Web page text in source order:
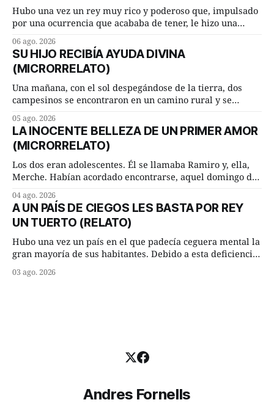
Hubo una vez un rey muy rico y poderoso que, impulsado
por una ocurrencia que acababa de tener, le hizo una
Dime, hombre sabio, ¿qué es el amor según tú? Su
consejero, que era muy prudente y astuto le respondió de
inmediato:
06 ago. 2026
SU HIJO RECIBÍA AYUDA DIVINA
(MICRORRELATO)
Una mañana, con el sol despegándose de la tierra, dos
campesinos se encontraron en un camino rural y se
remolachas, Manuel? —quiso saber uno. —Eso acabo de
hacer, Paco. ¿Cómo va ese maíz tuyo? --se interesó el otro.
—De momento mejor
05 ago. 2026
LA INOCENTE BELLEZA DE UN PRIMER AMOR
(MICRORRELATO)
Los dos eran adolescentes. Él se llamaba Ramiro y, ella,
Merche. Habían acordado encontrarse, aquel domingo de
lugar del río que debía este nombre a la pronunciada
curva que la corriente fluvial presentaba en aquel punto.
Habían dispuesto que
04 ago. 2026
A UN PAÍS DE CIEGOS LES BASTA POR REY
UN TUERTO (RELATO)
Hubo una vez un país en el que padecía ceguera mental la
gran mayoría de sus habitantes. Debido a esta deficiencia,
superiores en número a los que no padecían ninguna
03 ago. 2026
Andres Fornells